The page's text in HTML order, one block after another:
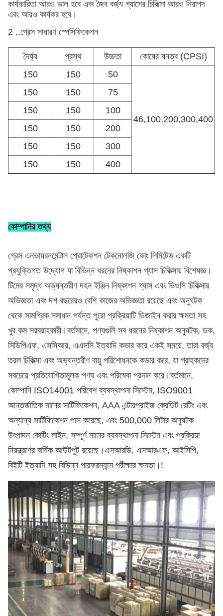
কার্যকারিতা আরও ভাল হবে এবং জৈব বর্জ্য গ্যাসের চিকিত্সা আরও নিরাপদ
এবং আরও কার্যকর হবে।
2 ..গ্রেস সাধারণ স্পেসিফিকেশন
দৈর্ঘ্য প্রস্থ উচ্চতা
কোষের ঘনত্ব (CPSI)
150
150 50
46,100,200,300,400
150 150
75
150
150
100
150
150
200
150
150
300
150
150 400
কোম্পানির তথ্য
গ্রেস এনভায়রনমেন্টাল প্রোটেকশন টেকনোলজি কোং লিমিটেড একটি
প্রযুক্তিগত উদ্যোগ যা বিভিন্ন ধরনের নিষ্কাশন গ্যাস চিকিত্সায় বিশেষজ্ঞ।
টিমের সমৃদ্ধ অভ্যন্তরীণ দহন ইঞ্জিন নিষ্কাশন গ্যাস এবং ভিওসি চিকিত্সার
অভিজ্ঞতা এবং দশ বছরেরও বেশি কাজের অভিজ্ঞতা রয়েছে এবং অনুঘটক
থেকে সামগ্রিক সমাধান পর্যন্ত পুরো প্রক্রিয়াটি ডিজাইন করার ক্ষমতা সহ
খুব কম সরবরাহকারী।বর্তমানে, পণ্যগুলি সব ধরনের নিষ্কাশন অনুঘটক, ডক,
সিডিপিএফ, এসসিআর, এএসসি ইত্যাদি কভার করে একই সময়ে, তারা বর্জ্য
তরল চিকিত্সা এবং অভ্যন্তরীণ বায়ু পরিশোধনকে কভার করে, যা গ্রাহকদের
সবচেয়ে প্রতিযোগিতামূলক পণ্য এবং পরিষেবা প্রদান করে।বর্তমানে,
কোম্পানি ISO14001 পরিবেশ ব্যবস্থাপনা সিস্টেম, ISO9001
আন্তর্জাতিক মানের সার্টিফিকেশন, AAA এন্টারপ্রাইজ ক্রেডিট রেটিং এবং
অন্যান্য সার্টিফিকেশন পাস করেছে, এবং 500,000 লিটার অনুঘটক
উৎপাদন কোটিং লাইন, সম্পূর্ণ মানের ব্যবস্থাপনা সিস্টেম এবং প্রক্রিয়া
নিয়ন্ত্রণের বার্ষিক আউটপুট রয়েছে।এসআরডি, এসআরএফ, আইসিপি,
বিইটি ইত্যাদি সহ বিভিন্ন পারফরম্যান্স পরীক্ষার ক্ষমতা। !